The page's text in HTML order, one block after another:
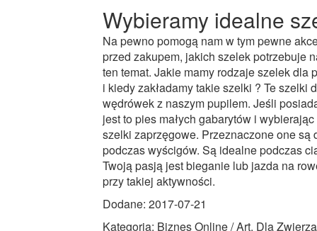
Wybieramy idealne
Na pewno pomogą nam w tym pewne
przed zakupem, jakich szelek potrzebuje
ten temat. Jakie mamy rodzaje szelek dla
i kiedy zakładamy takie szelki ? Te
wędrówek z naszym pupilem. Jeśli
jest to pies małych gabarytów i
szelki zaprzęgowe. Przeznaczone one są
podczas wyścigów. Są idealne podczas
Twoją pasją jest bieganie lub jazda na
przy takiej aktywności.
Dodane: 2017-07-21
Kategoria: Biznes Online / Art. Dla